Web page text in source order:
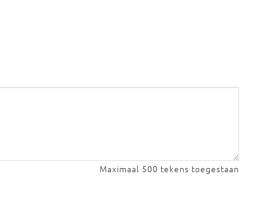
Maximaal 500 tekens toegestaan